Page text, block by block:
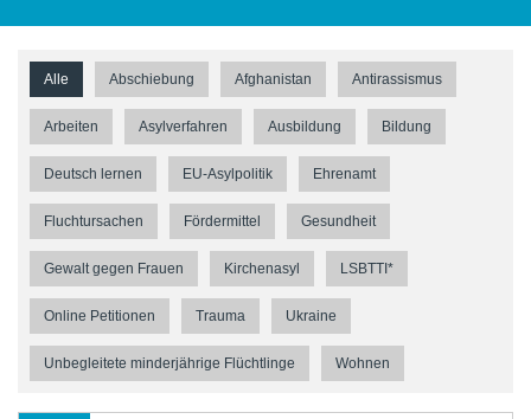
Alle Abschiebung Afghanistan Antirassismus
Arbeiten Asylverfahren Ausbildung Bildung
Deutsch lernen EU-Asylpolitik Ehrenamt
Fluchtursachen Fördermittel Gesundheit
Gewalt gegen Frauen Kirchenasyl LSBTTI*
Online Petitionen Trauma Ukraine
Unbegleitete minderjährige Flüchtlinge Wohnen